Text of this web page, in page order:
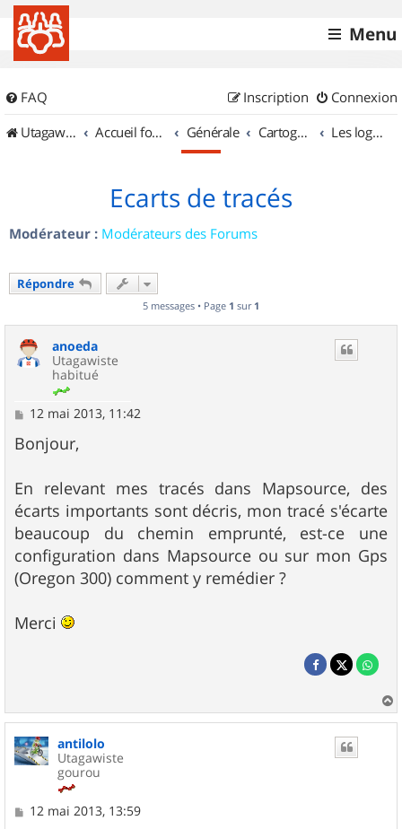
Menu
FAQ Connexion
Inscription
UtagawaVTT (Randos VTT et VTTAE avec traces GPS)
Accueil forum Générale Cartographie et GPS Les logiciels
Ecarts de tracés
Modérateur : Modérateurs des Forums
Répondre
5 messages • Page 1 sur 1
anoeda
Utagawiste
habitué
M
s
s
g
e
12 mai 2013, 11:42
Bonjour,
En relevant mes tracés dans Mapsource, des
écarts importants sont décris, mon tracé s'écarte
beaucoup du chemin emprunté, est-ce une
configuration dans Mapsource ou sur mon Gps
(Oregon 300) comment y remédier ?
Merci
a
antilolo
Utagawiste
gourou
M12 mai 2013, 13:59